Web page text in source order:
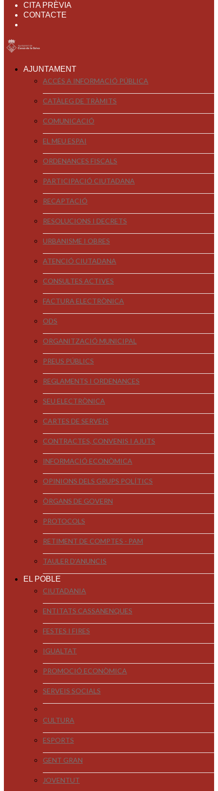
CITA PRÈVIA
CONTACTE
AJUNTAMENT
ACCÉS A INFORMACIÓ PÚBLICA
CATÀLEG DE TRÀMITS
COMUNICACIÓ
EL MEU ESPAI
ORDENANCES FISCALS
PARTICIPACIÓ CIUTADANA
RECAPTACIÓ
RESOLUCIONS I DECRETS
URBANISME I OBRES
ATENCIÓ CIUTADANA
CONSULTES ACTIVES
FACTURA ELECTRÒNICA
ODS
ORGANITZACIÓ MUNICIPAL
PREUS PÚBLICS
REGLAMENTS I ORDENANCES
SEU ELECTRÒNICA
CARTES DE SERVEIS
CONTRACTES, CONVENIS I AJUTS
INFORMACIÓ ECONÒMICA
OPINIONS DELS GRUPS POLÍTICS
ÒRGANS DE GOVERN
PROTOCOLS
RETIMENT DE COMPTES - PAM
TAULER D'ANUNCIS
EL POBLE
CIUTADANIA
ENTITATS CASSANENQUES
FESTES I FIRES
IGUALTAT
PROMOCIÓ ECONÒMICA
SERVEIS SOCIALS
CULTURA
ESPORTS
GENT GRAN
JOVENTUT